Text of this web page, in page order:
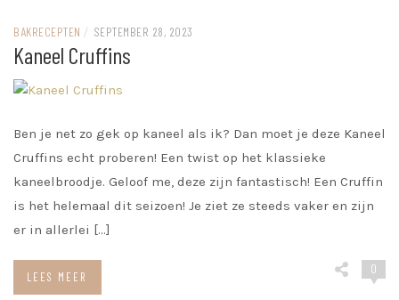
BAKRECEPTEN / SEPTEMBER 28, 2023
Kaneel Cruffins
Ben je net zo gek op kaneel als ik? Dan moet je deze Kaneel
Cruffins echt proberen! Een twist op het klassieke
kaneelbroodje. Geloof me, deze zijn fantastisch! Een Cruffin
is het helemaal dit seizoen! Je ziet ze steeds vaker en zijn
er in allerlei […]
LEES MEER
0